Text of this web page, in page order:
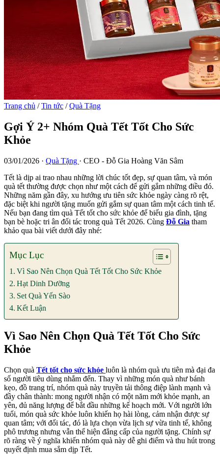
Trang chủ / Tin tức / Quà Tặng
Gợi Ý 2+ Nhóm Quà Tết Tốt Cho Sức
Khỏe
03/01/2026 · Quà Tặng · CEO - Đỗ Gia Hoàng Văn Sâm
Tết là dịp ai trao nhau những lời chúc tốt đẹp, sự quan tâm, và món
quà tết thường được chọn như một cách để gửi gắm những điều đó.
Những năm gần đây, xu hướng ưu tiên sức khỏe ngày càng rõ rệt,
đặc biệt khi người tặng muốn gửi gắm sự quan tâm một cách tinh tế.
Nếu bạn đang tìm quà Tết tốt cho sức khỏe để biếu gia đình, tặng
bạn bè hoặc tri ân đối tác trong quà Tết 2026. Cùng Đỗ Gia tham
khảo qua bài viết dưới đây nhé:
Mục Lục
Vì Sao Nên Chọn Quà Tết Tốt Cho Sức Khỏe
Hạt Dinh Dưỡng
Set Quà Yến Sào
Kết Luận
Vì Sao Nên Chọn Quà Tết Tốt Cho Sức
Khỏe
Chọn quà Tết tốt cho sức khỏe luôn là nhóm quà ưu tiên mà đại đa
số người tiêu dùng nhắm đến. Thay vì những món quà như bánh
kẹo, đồ trang trí, nhóm quà này truyền tải thông điệp lành mạnh và
đầy chân thành: mong người nhận có một năm mới khỏe mạnh, an
yên, đủ năng lượng để bắt đầu những kế hoạch mới. Với người lớn
tuổi, món quà sức khỏe luôn khiến họ hài lòng, cảm nhận được sự
quan tâm; với đối tác, đó là lựa chọn vừa lịch sự vừa tinh tế, không
phô trương nhưng vẫn thể hiện đẳng cấp của người tặng. Chính sự
rõ ràng về ý nghĩa khiến nhóm quà này dễ ghi điểm và thu hút trong
quyết định mua sắm dịp Tết.